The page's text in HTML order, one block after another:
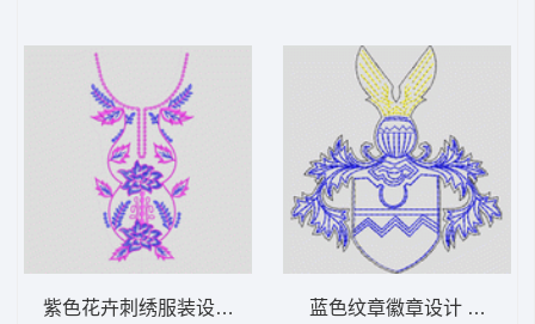
紫色花卉刺绣服装设计图 葫芦状前领中蓝色纹章徽章设计 章仔